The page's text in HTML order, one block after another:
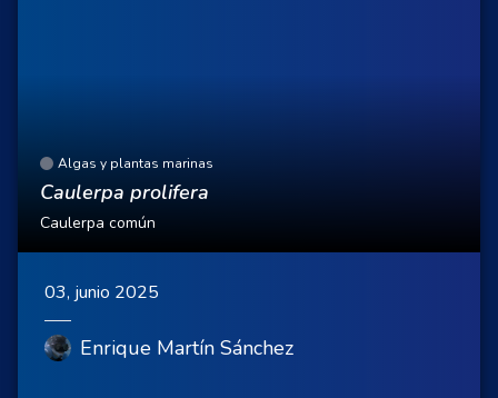
Algas y plantas marinas
Caulerpa prolifera
Caulerpa común
03, junio 2025
Enrique Martín Sánchez